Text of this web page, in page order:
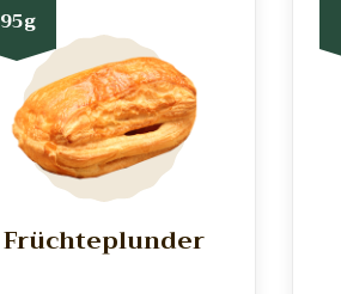
95g
Früchteplunder